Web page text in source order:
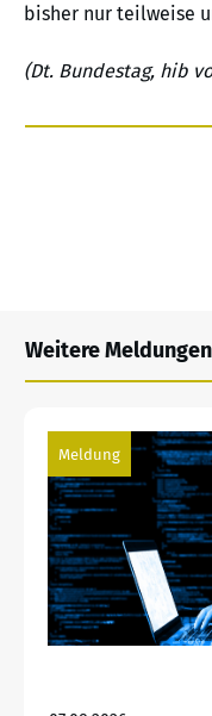
bisher nur teilweise
(Dt. Bundestag, hib
Weitere Meldungen
Meldung